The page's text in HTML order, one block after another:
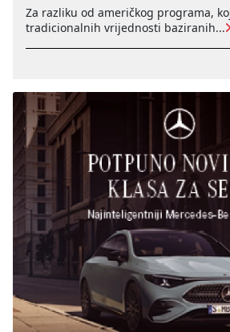
Za razliku od američkog programa,
tradicionalnih vrijednosti baziranih...